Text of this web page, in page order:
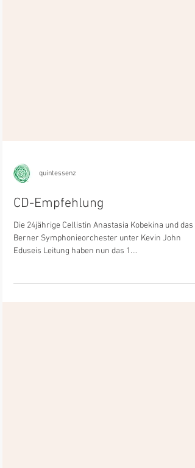
quintessenz
CD-Empfehlung
Die 24jährige Cellistin Anastasia Kobekina und das
Eduseis Leitung haben nun das 1....